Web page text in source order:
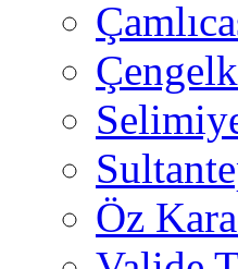
Öz